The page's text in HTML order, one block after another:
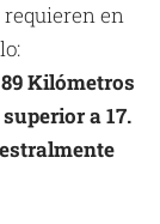
requieren en
Kilómetros
a 17.